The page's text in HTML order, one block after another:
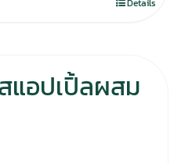
Details
แอปเปิ้ลผสม